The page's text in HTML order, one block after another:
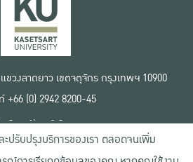
ขวงลาดยาว เขตจตุจักร กรุงเทพฯ 10900
+66 (0) 2942 8200-45
นไขการใช้งานเว็บไซต์
ตกลงด้านสิทธิ์ใช้งาน
ยบายความเป็นส่วนตัว
ะปรับปรุงบริการของเรา ตลอดจนเพิ่ม